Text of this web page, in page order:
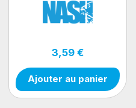
3,59 €
Ajouter au panier